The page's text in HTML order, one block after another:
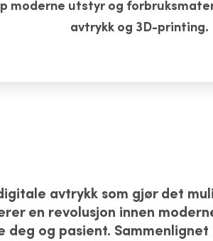
moderne utstyr og
avtrykk og 3D-printing.
avtrykk som gjør det
en revolusjon innen
og pasient.